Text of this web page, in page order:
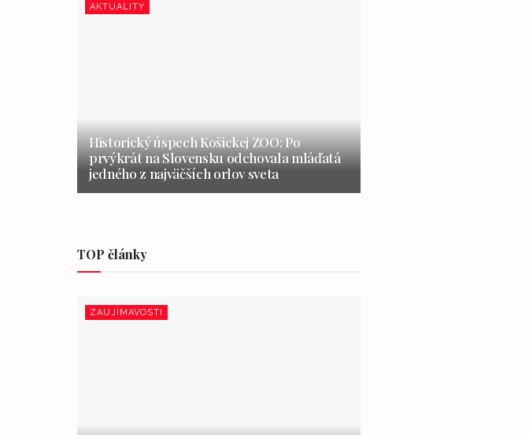
AKTUALITY
Historický úspech Košickej ZOO: Po
prvýkrát na Slovensku odchovala mláďatá
jedného z najväčších orlov sveta
TOP články
ZAUJÍMAVOSTI